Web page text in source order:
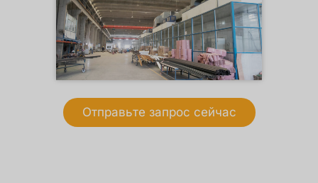
Отправьте запрос сейчас